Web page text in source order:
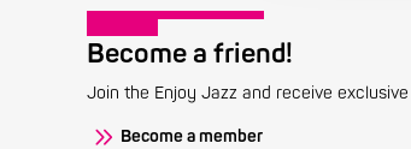
Become a friend!
Join the Enjoy Jazz and receive
Become a member